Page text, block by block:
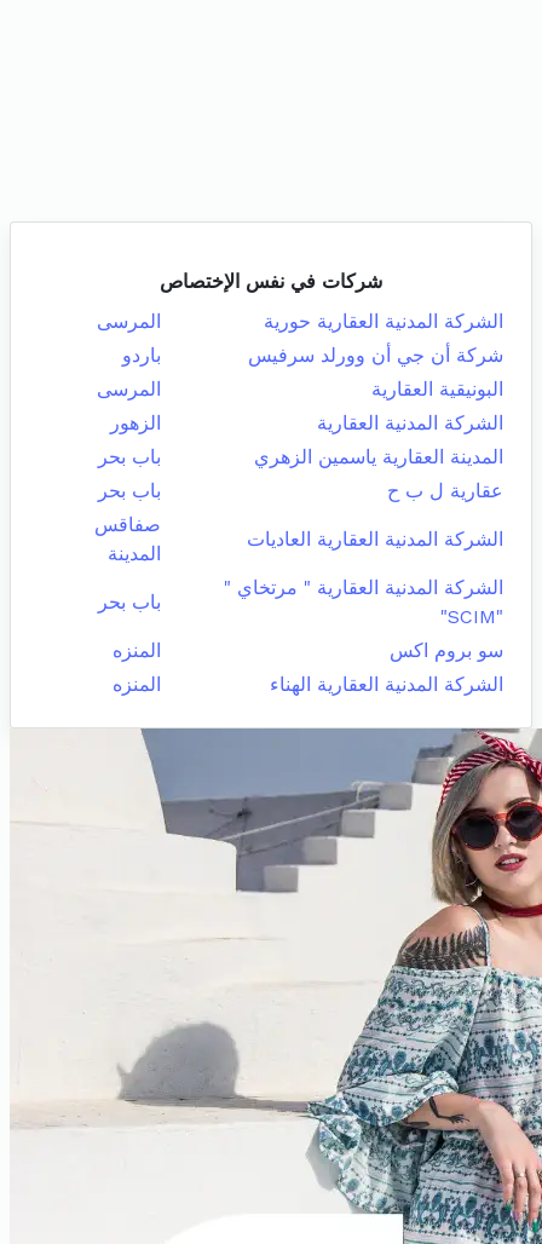
شركات في نفس الإختصاص
الشركة المدنية العقارية حورية
المرسى
شركة أن جي أن وورلد سرفيس
باردو
البونيقية العقارية
المرسى
الشركة المدنية العقارية
الزهور
المدينة العقارية ياسمين الزهري
باب بحر
عقارية ل ب ح
باب بحر
الشركة المدنية العقارية العاديات
صفاقس
المدينة
الشركة المدنية العقارية " مرتخاي "
"SCIM"
باب بحر
سو بروم اكس
المنزه
الشركة المدنية العقارية الهناء
المنزه